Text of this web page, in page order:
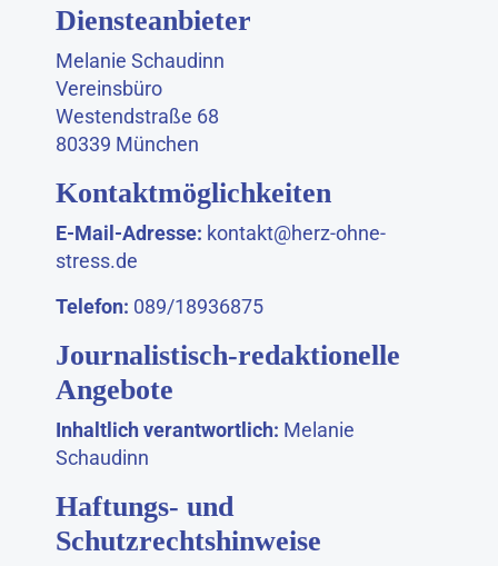
Diensteanbieter
Melanie Schaudinn
Vereinsbüro
Westendstraße 68
80339 München
Kontaktmöglichkeiten
E-Mail-Adresse: kontakt@herz-ohne-
stress.de
Telefon: 089/18936875
Journalistisch-redaktionelle
Angebote
Inhaltlich verantwortlich: Melanie
Schaudinn
Haftungs- und
Schutzrechtshinweise